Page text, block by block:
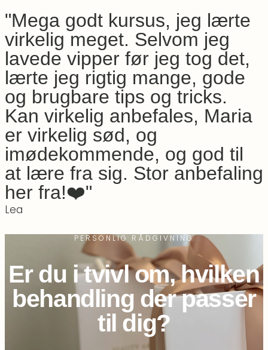
"Mega godt kursus, jeg lærte
virkelig meget. Selvom jeg
lavede vipper før jeg tog det,
lærte jeg rigtig mange, gode
og brugbare tips og tricks.
Kan virkelig anbefales, Maria
er virkelig sød, og
imødekommende, og god til
at lære fra sig. Stor anbefaling
her fra!❤️"
Lea
PERSONLIG RÅDGIVNING
Er du i tvivl om, hvilken
behandling der passer
til dig?